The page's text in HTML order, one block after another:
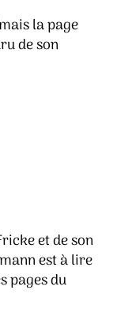
la page
de son
et de son
est à lire
pages du